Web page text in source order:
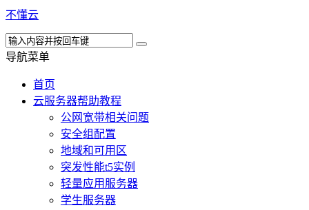
不懂云
导航菜单
首页
云服务器帮助教程
公网宽带相关问题
安全组配置
地域和可用区
突发性能t5实例
轻量应用服务器
学生服务器